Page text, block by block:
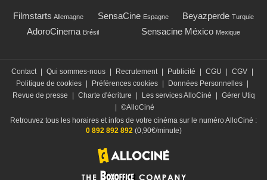
Filmstarts Allemagne SensaCine Espagne Beyazperde Turquie
AdoroCinema Brésil Sensacine México Mexique
Contact Qui sommes-nous Recrutement Publicité CGU CGV
Politique de cookies
Préférences cookies Données Personnelles
Revue de presse
Charte d'écriture Les services AlloCiné
Gérer Utiq
©AlloCiné
Retrouvez tous les horaires et infos de votre cinéma sur le numéro AlloCiné :
0 892 892 892(0,90€/minute)